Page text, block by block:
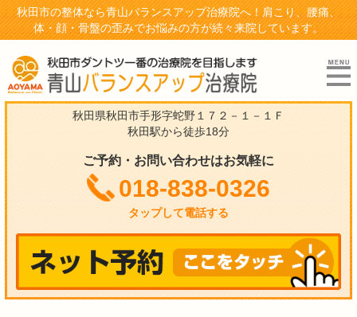
秋田市の整体なら青山バランスアップ治療院へ！肩こり、腰痛、
体・顔・骨盤の歪みでお悩みの方が続々来院しています。
秋田県秋田市手形字蛇野１７２－１－１Ｆ
秋田駅から徒歩18分
ご予約・お問い合わせはお気軽に
018-838-0326
タップして電話する